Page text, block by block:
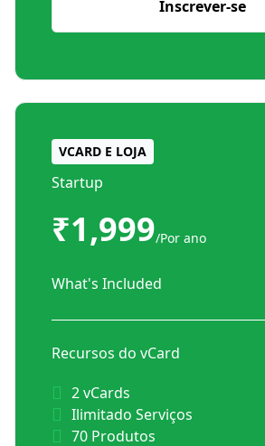
Inscrever-se
VCARD E LOJA
Startup
₹1,999/Por ano
What's Included
Recursos do vCard
2 vCards
Ilimitado Serviços
70 Produtos